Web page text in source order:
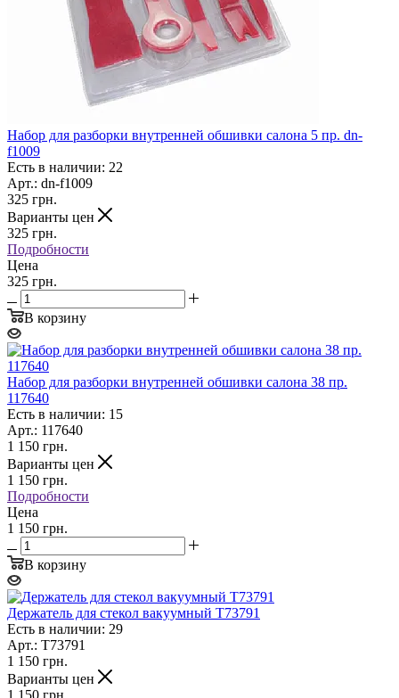
Набор для разборки внутренней обшивки салона 5 пр. dn-
f1009
Есть в наличии: 22
Арт.: dn-f1009
325 грн.
Варианты цен
325 грн.
Подробности
Цена
325 грн.
В корзину
Набор для разборки внутренней обшивки салона 38 пр.
117640
Есть в наличии: 15
Арт.: 117640
1 150 грн.
Варианты цен
1 150 грн.
Подробности
Цена
1 150 грн.
В корзину
Держатель для стекол вакуумный T73791
Есть в наличии: 29
Арт.: T73791
1 150 грн.
Варианты цен
1 150 грн.